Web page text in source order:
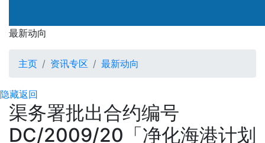
最新动向
最新动向
主页 资讯专区 最新动向
隐藏返回
渠务署批出合约编号
DC/2009/20「净化海港计划